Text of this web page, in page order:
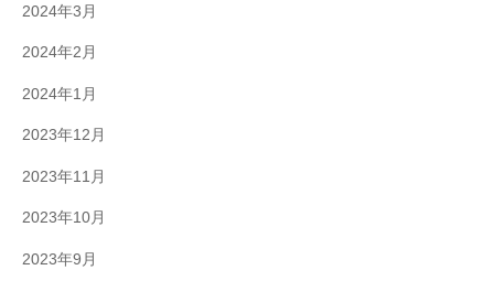
2024年3月
2024年2月
2024年1月
2023年12月
2023年11月
2023年10月
2023年9月